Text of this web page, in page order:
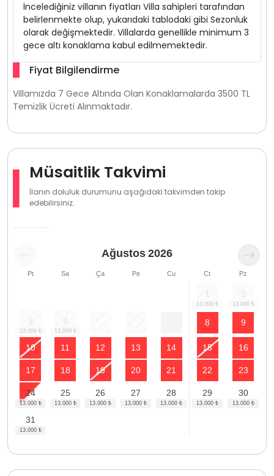
İncelediğiniz villanın fiyatları Villa sahipleri tarafından
belirlenmekte olup, yukarıdaki tablodaki gibi Sezonluk
olarak değişmektedir. Villalarda genellikle minimum 3
gece altı konaklama kabul edilmemektedir.
Fiyat Bilgilendirme
Villamızda 7 Gece Altında Olan Konaklamalarda 3500 TL
Temizlik Ücreti Alınmaktadır.
Müsaitlik Takvimi
İlanın doluluk durumunu aşağıdaki takvimden takip
edebilirsiniz.
Ağustos 2026
Pt Sa Ça Pe Cu Ct Pz
1 2
3 4 8 9
10 11 12 13 14 15 16
17 18 19 20 21 22 23
24 25 26 27 28 29 30
31